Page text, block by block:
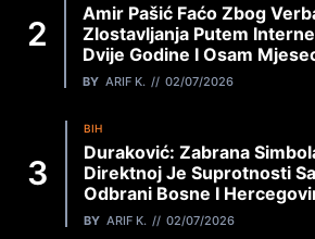
Amir Pašić Faćo Zbog
Zlostavljanja Putem
Dvije Godine I Osam
BY ARIF K. 02/07/2026
BIH
Duraković: Zabrana
Direktnoj Je Suprotnosti
Odbrani Bosne I
BY ARIF K. 02/07/2026